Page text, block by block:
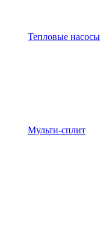
Тепловые насосы
Мульти-сплит